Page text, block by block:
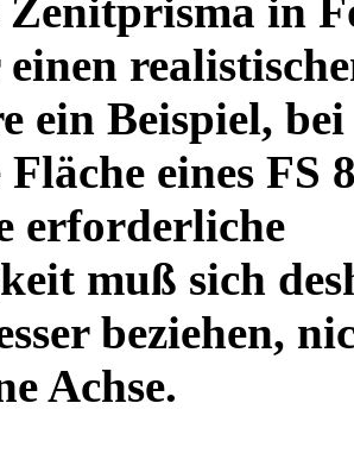
Zenitprisma in
einen
ein Beispiel,
eines FS
erforderliche
muß sich
beziehen,
Achse.